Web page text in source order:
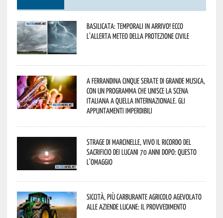
Basilicata: temporali in arrivo! Ecco
l’allerta meteo della Protezione civile
A Ferrandina cinque serate di grande musica,
con un programma che unisce la scena
italiana a quella internazionale. Gli
appuntamenti imperdibili
Strage di Marcinelle, vivo il ricordo del
sacrificio dei lucani 70 anni dopo: questo
l’omaggio
Siccità, più carburante agricolo agevolato
alle aziende lucane: il provvedimento